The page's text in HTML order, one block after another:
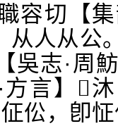
容切【
从人从
吳志·周
言】 𤄎
伀，卽